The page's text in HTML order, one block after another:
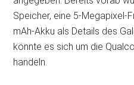
Speicher, eine 5-Megapixel-
mAh-Akku als Details des
könnte es sich um die
handeln.